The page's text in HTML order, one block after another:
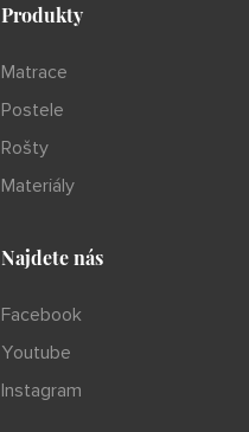
Produkty
Matrace
Postele
Rošty
Materiály
Najdete nás
Facebook
Youtube
Instagram